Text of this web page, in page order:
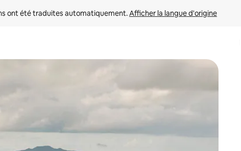
ont été traduites automatiquement. Afficher la langue d'origine